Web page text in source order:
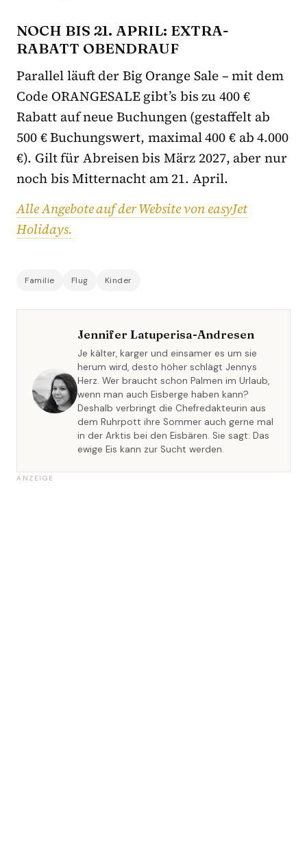
NOCH BIS 21. APRIL: EXTRA-
RABATT OBENDRAUF
Parallel läuft der Big Orange Sale – mit dem
Code ORANGESALE gibt’s bis zu 400 €
Rabatt auf neue Buchungen (gestaffelt ab
500 € Buchungswert, maximal 400 € ab 4.000
€). Gilt für Abreisen bis März 2027, aber nur
noch bis Mitternacht am 21. April.
Alle Angebote auf der Website von easyJet
Holidays.
Familie Flug Kinder
Jennifer Latuperisa-Andresen
Je kälter, karger und einsamer es um sie
herum wird, desto höher schlägt Jennys
Herz. Wer braucht schon Palmen im Urlaub,
wenn man auch Eisberge haben kann?
Deshalb verbringt die Chefredakteurin aus
dem Ruhrpott ihre Sommer auch gerne mal
in der Arktis bei den Eisbären. Sie sagt: Das
ewige Eis kann zur Sucht werden.
ANZEIGE